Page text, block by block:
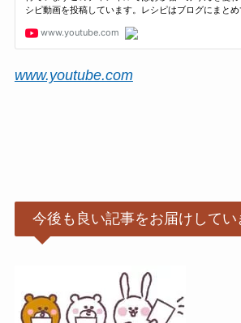
www.youtube.com
今後も良い記事をお届けしてい